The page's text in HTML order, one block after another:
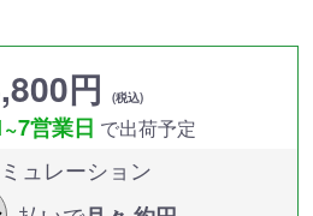
円 (税込)
営業日 で出荷予定
ュレーション